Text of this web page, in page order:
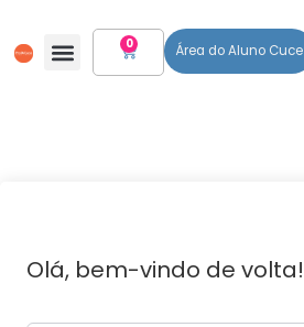
0 Área do Aluno Cuce
Olá, bem-vindo de volta!